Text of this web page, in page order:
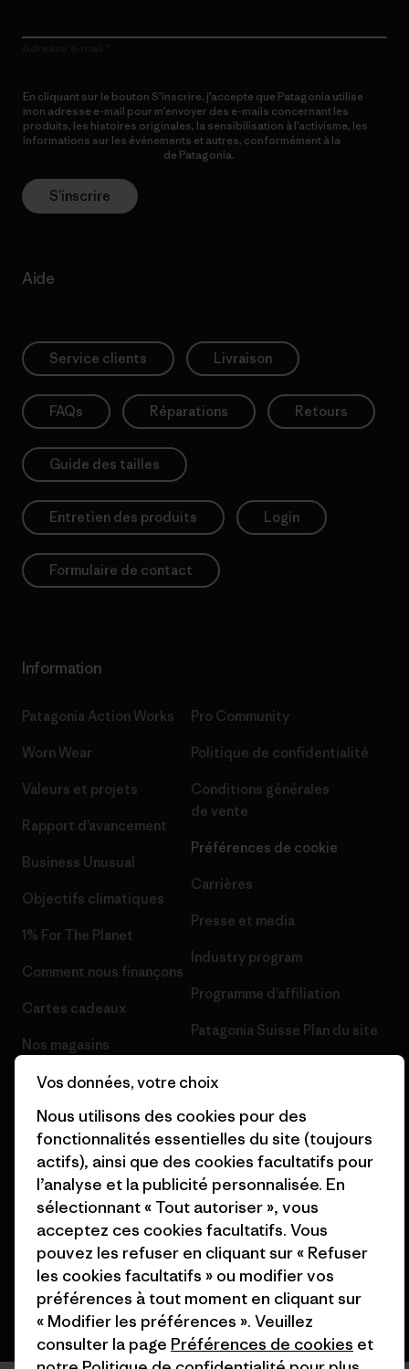
En cliquant sur le bouton S’inscrire, j’accepte que Patagonia utilise
mon adresse e-mail pour m’envoyer des e-mails concernant les
produits, les histoires originales, la sensibilisation à l’activisme, les
informations sur les événements et autres, conformément à la
de Patagonia.
S’inscrire
Aide
Service clients Livraison
FAQs Réparations Retours
Guide des tailles
Entretien des produits Login
Formulaire de contact
Information
Patagonia Action Works
Worn Wear
Valeurs et projets
Rapport d’avancement
Business Unusual
Objectifs climatiques
1% For The Planet
Comment nous finançons
Cartes cadeaux
Nos magasins
Pro Community
Politique de confidentialité
Conditions générales
de vente
Préférences de cookie
Carrières
Presse et media
Industry program
Programme d’affiliation
Patagonia Suisse Plan du site
© 2026 Patagonia, Inc. All Rights Reserved.
Vos données, votre choix
Nous utilisons des cookies pour des
fonctionnalités essentielles du site (toujours
actifs), ainsi que des cookies facultatifs pour
l’analyse et la publicité personnalisée. En
sélectionnant « Tout autoriser », vous
acceptez ces cookies facultatifs. Vous
pouvez les refuser en cliquant sur « Refuser
les cookies facultatifs » ou modifier vos
préférences à tout moment en cliquant sur
« Modifier les préférences ». Veuillez
consulter la page Préférences de cookies et